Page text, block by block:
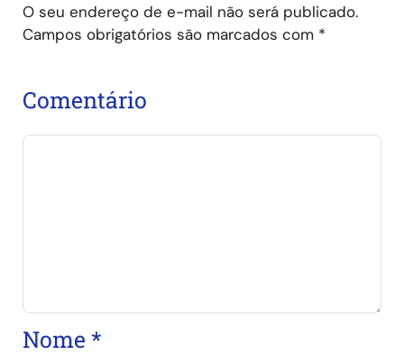
O seu endereço de e-mail não será publicado.
Campos obrigatórios são marcados com *
Comentário
Nome *